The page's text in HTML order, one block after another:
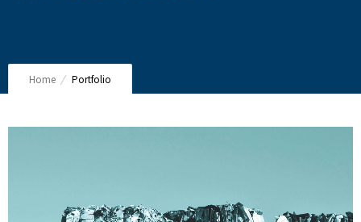
Home Portfolio